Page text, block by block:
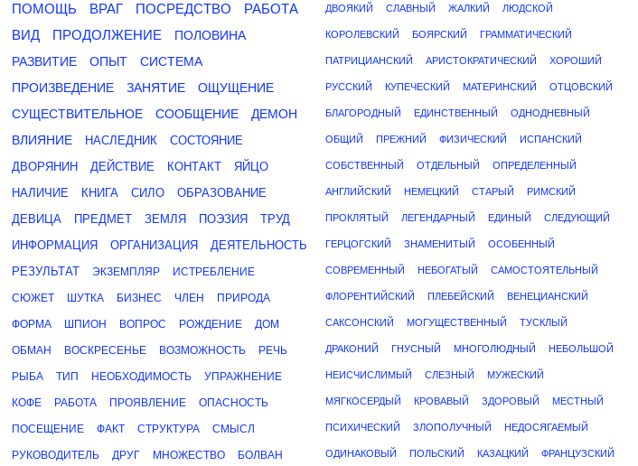
ПОМОЩЬ
ВРАГ ПОСРЕДСТВО
РАБОТА
ВИД
ПРОДОЛЖЕНИЕ
ПОЛОВИНА
РАЗВИТИЕ
ОПЫТ
СИСТЕМА
ПРОИЗВЕДЕНИЕ
ЗАНЯТИЕ
ОЩУЩЕНИЕ
СУЩЕСТВИТЕЛЬНОЕ
СООБЩЕНИЕ
ДЕМОН
ВЛИЯНИЕ
НАСЛЕДНИК
СОСТОЯНИЕ
ДВОРЯНИН
ДЕЙСТВИЕ КОНТАКТ
ЯЙЦО
НАЛИЧИЕ
КНИГА СИЛО
ОБРАЗОВАНИЕ
ДЕВИЦА
ПРЕДМЕТ ЗЕМЛЯ ПОЭЗИЯ
ТРУД
ИНФОРМАЦИЯ
ОРГАНИЗАЦИЯ
ДЕЯТЕЛЬНОСТЬ
РЕЗУЛЬТАТ
ЭКЗЕМПЛЯР ИСТРЕБЛЕНИЕ
СЮЖЕТ ШУТКА БИЗНЕС ЧЛЕН ПРИРОДА
ФОРМА ШПИОН ВОПРОС РОЖДЕНИЕ ДОМ
ОБМАН ВОСКРЕСЕНЬЕ ВОЗМОЖНОСТЬ РЕЧЬ
РЫБА ТИП НЕОБХОДИМОСТЬ УПРАЖНЕНИЕ
КОФЕ РАБОТА ПРОЯВЛЕНИЕ ОПАСНОСТЬ
ПОСЕЩЕНИЕ ФАКТ СТРУКТУРА СМЫСЛ
РУКОВОДИТЕЛЬ ДРУГ МНОЖЕСТВО БОЛВАН
ДВОЯКИЙ СЛАВНЫЙ ЖАЛКИЙ ЛЮДСКОЙ
КОРОЛЕВСКИЙ БОЯРСКИЙ ГРАММАТИЧЕСКИЙ
ПАТРИЦИАНСКИЙ АРИСТОКРАТИЧЕСКИЙ ХОРОШИЙ
РУССКИЙ КУПЕЧЕСКИЙ МАТЕРИНСКИЙ ОТЦОВСКИЙ
БЛАГОРОДНЫЙ ЕДИНСТВЕННЫЙ ОДНОДНЕВНЫЙ
ОБЩИЙ ПРЕЖНИЙ ФИЗИЧЕСКИЙ ИСПАНСКИЙ
СОБСТВЕННЫЙ ОТДЕЛЬНЫЙ ОПРЕДЕЛЕННЫЙ
АНГЛИЙСКИЙ НЕМЕЦКИЙ СТАРЫЙ РИМСКИЙ
ПРОКЛЯТЫЙ ЛЕГЕНДАРНЫЙ ЕДИНЫЙ СЛЕДУЮЩИЙ
ГЕРЦОГСКИЙ ЗНАМЕНИТЫЙ ОСОБЕННЫЙ
СОВРЕМЕННЫЙ НЕБОГАТЫЙ САМОСТОЯТЕЛЬНЫЙ
ФЛОРЕНТИЙСКИЙ ПЛЕБЕЙСКИЙ ВЕНЕЦИАНСКИЙ
САКСОНСКИЙ МОГУЩЕСТВЕННЫЙ ТУСКЛЫЙ
ДРАКОНИЙ ГНУСНЫЙ МНОГОЛЮДНЫЙ НЕБОЛЬШОЙ
НЕИСЧИСЛИМЫЙ СЛЕЗНЫЙ МУЖЕСКИЙ
МЯГКОСЕРДЫЙ КРОВАВЫЙ ЗДОРОВЫЙ МЕСТНЫЙ
ПСИХИЧЕСКИЙ ЗЛОПОЛУЧНЫЙ НЕДОСЯГАЕМЫЙ
ОДИНАКОВЫЙ ПОЛЬСКИЙ КАЗАЦКИЙ ФРАНЦУЗСКИЙ